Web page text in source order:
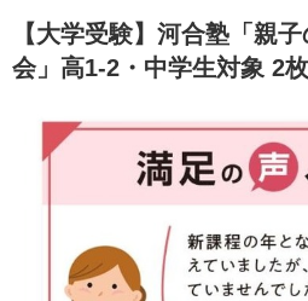
【大学受験】河合塾「親
会」高1-2・中学生対象 2